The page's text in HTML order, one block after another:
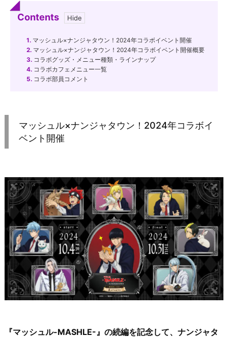
Contents
1. マッシュル×ナンジャタウン！2024年コラボイベント開催
2. マッシュル×ナンジャタウン！2024年コラボイベント開催概要
3. コラボグッズ・メニュー種類・ラインナップ
4. コラボカフェメニュー一覧
5. コラボ部員コメント
マッシュル×ナンジャタウン！2024年コラボイ
ベント開催
『マッシュル-MASHLE-』の続編を記念して、ナンジャタ